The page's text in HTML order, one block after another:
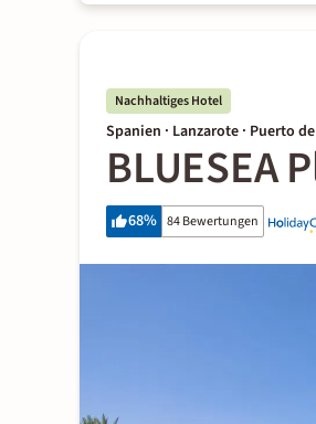
Nachhaltiges Hotel
Spanien · Lanzarote · Puerto
BLUESEA
68% 84 Bewertungen